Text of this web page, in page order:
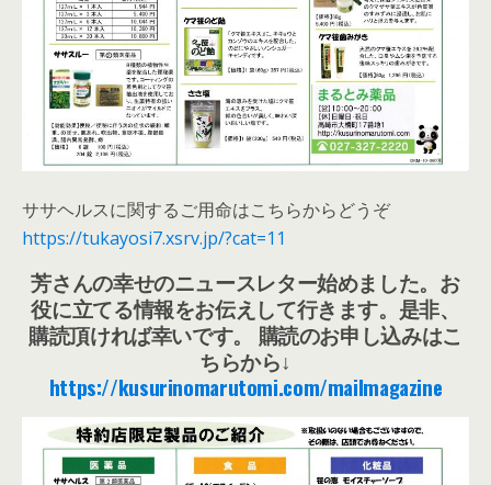
ササヘルスに関するご用命はこちらからどうぞ
https://tukayosi7.xsrv.jp/?cat=11
芳さんの幸せのニュースレター始めました。お
役に立てる情報をお伝えして行きます。是非、
購読頂ければ幸いです。 購読のお申し込みはこ
ちらから↓
https://kusurinomarutomi.com/mailmagazine